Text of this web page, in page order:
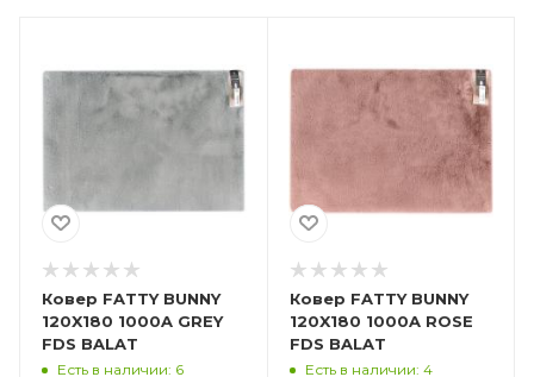
Ковер FATTY BUNNY
120X180 1000A GREY
FDS BALAT
Есть в наличии: 6
Ковер FATTY BUNNY
120X180 1000A ROSE
FDS BALAT
Есть в наличии: 4